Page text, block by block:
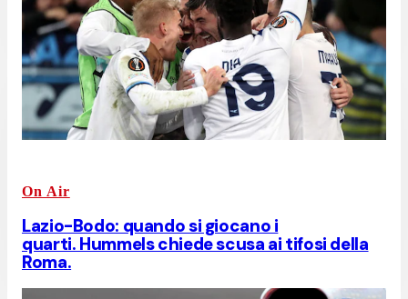
On Air
Lazio-Bodo: quando si giocano i
quarti. Hummels chiede scusa ai tifosi della
Roma.